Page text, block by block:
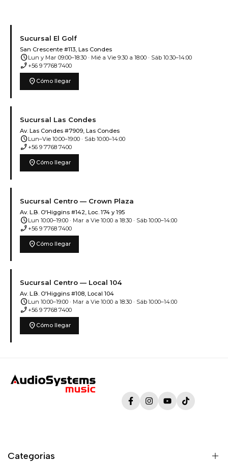
Sucursal El Golf
San Crescente #113, Las Condes
scheduleLun y Mar 09:00–18:30 · Mié a Vie 9:30 a 18:00 · Sáb 10:30–14:00
phone_enabled +56 9 7768 7400
location_on Cómo llegar
Sucursal Las Condes
Av. Las Condes #7909, Las Condes
scheduleLun–Vie 10:00–19:00 · Sáb 10:00–14:00
phone_enabled +56 9 7768 7400
location_on Cómo llegar
Sucursal Centro — Crown Plaza
Av. L.B. O'Higgins #142, Loc. 174 y 195
scheduleLun 10:00–19:00 · Mar a Vie 10:00 a 18:30 · Sáb 10:00–14:00
phone_enabled +56 9 7768 7400
location_on Cómo llegar
Sucursal Centro — Local 104
Av. L.B. O'Higgins #108, Local 104
scheduleLun 10:00–19:00 · Mar a Vie 10:00 a 18:30 · Sáb 10:00–14:00
phone_enabled +56 9 7768 7400
location_on Cómo llegar
FacebookInstagramYouTubeTikTok
Categorias